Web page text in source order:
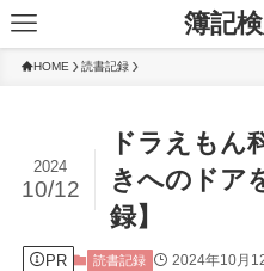
簿記
HOME 読書記録
ドラえも
きへのドア
録】
2024
10/12
PR 読書記録 2024年10月